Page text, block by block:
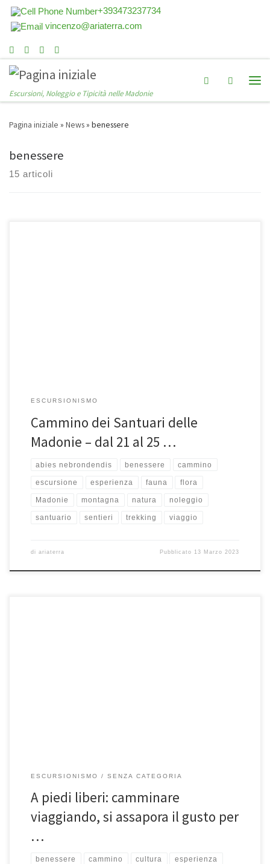
+393473237734
vincenzo@ariaterra.com
Escursioni, Noleggio e Tipicità nelle Madonie
Search
Pagina iniziale » News» benessere
benessere
15 articoli
ESCURSIONISMO
Cammino dei Santuari delle
Madonie – dal 21 al 25 …
abies nebrondendis benessere cammino
escursione esperienza fauna flora
Madonie montagna natura noleggio
santuario sentieri trekking viaggio
di ariaterra Pubblicato 13 Marzo 2023
ESCURSIONISMO SENZA CATEGORIA
A piedi liberi: camminare
viaggiando, si assapora il gusto per
…
benessere cammino cultura esperienza